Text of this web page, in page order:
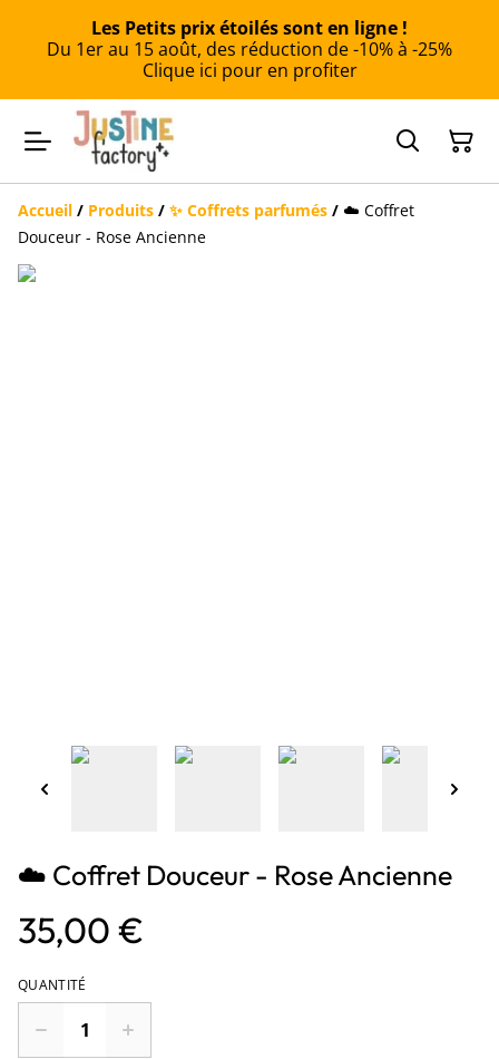
Les Petits prix étoilés sont en ligne !
Du 1er au 15 août, des réduction de -10% à -25%
Clique ici pour en profiter
Accueil / Produits / ✨ Coffrets parfumés / ☁️ Coffret
Douceur - Rose Ancienne
☁️ Coffret Douceur - Rose Ancienne
35,00 €
QUANTITÉ